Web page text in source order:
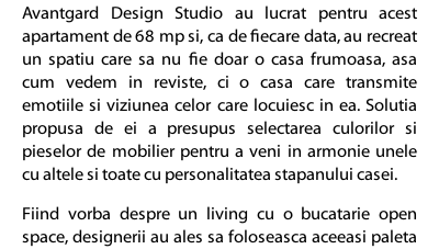
Avantgard Design Studio au lucrat pentru acest
apartament de 68 mp si, ca de fiecare data, au recreat
un spatiu care sa nu fie doar o casa frumoasa, asa
cum vedem in reviste, ci o casa care transmite
emotiile si viziunea celor care locuiesc in ea. Solutia
propusa de ei a presupus selectarea culorilor si
pieselor de mobilier pentru a veni in armonie unele
cu altele si toate cu personalitatea stapanului casei.
Fiind vorba despre un living cu o bucatarie open
space, designerii au ales sa foloseasca aceeasi paleta